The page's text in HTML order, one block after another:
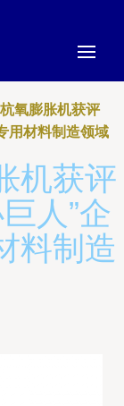
氧膨胀机获评
用材料制造领域
机获评
人”企
料制造